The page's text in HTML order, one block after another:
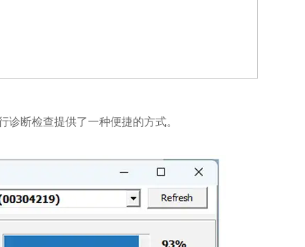
诊断检查提供了一种便捷的方式。